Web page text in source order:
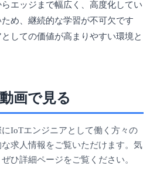
エッジまで幅広く、高度化してい
め、継続的な学習が不可欠です
しての価値が高まりやすい環境と
画で見る
IoTエンジニアとして働く方々の
求人情報をご覧いただけます。気
ひ詳細ページをご覧ください。